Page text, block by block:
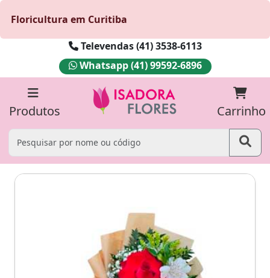
Floricultura em Curitiba
Televendas (41) 3538-6113
Whatsapp (41) 99592-6896
Produtos Carrinho